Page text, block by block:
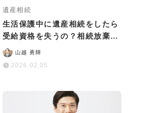
遺産相続
生活保護中に遺産相続をしたら
受給資格を失うの？相続放棄の
可否やNG行為も解説
山越 勇輝
2026.02.05